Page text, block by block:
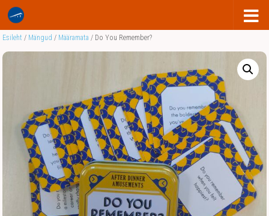
Esileht / Mängud / Määramata / Do You Remember?